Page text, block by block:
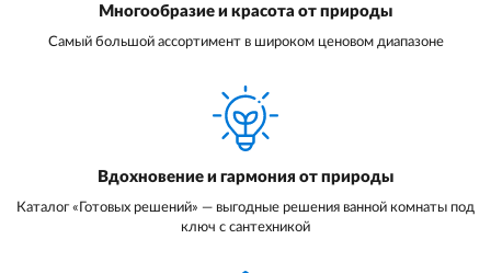
Многообразие и красота от природы
Самый большой ассортимент в широком ценовом диапазоне
Вдохновение и гармония от природы
Каталог «Готовых решений» — выгодные решения ванной комнаты под
ключ с сантехникой